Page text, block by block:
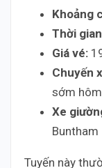
Khoảng
Thời
Giá vé:
Chuyến
sớm
Xe
Buntham
Tuyến này